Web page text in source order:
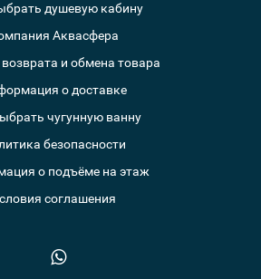
душевую кабину
Аквасфера
и обмена товара
о доставке
чугунную ванну
безопасности
о подъёме на этаж
соглашения